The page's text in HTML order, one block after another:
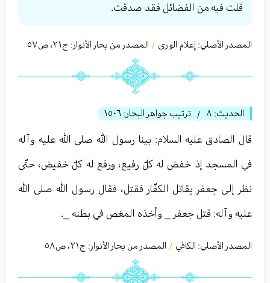
قلت فيه من الفضائل فقد صدقت.
المصدر الأصلي: إعلام الورى / المصدر من بحار الأنوار: ج٢١، ص٥٧
الحديث: ٨ / ترتيب جواهر البحار: ١٥٠٦
قال الصادق عليه السلام: بينا رسول الله صلى الله عليه وآله
في المسجد إذ خفض له كلّ رفيع، ورفع له كلّ خفيض، حتّى
نظر إلى جعفر يقاتل الكفّار فقتل، فقال رسول الله صلى الله
عليه وآله: قتل جعفر _ وأخذه المغص في بطنه _.
المصدر الأصلي: الكافي / المصدر من بحار الأنوار: ج٢١، ص٥٨